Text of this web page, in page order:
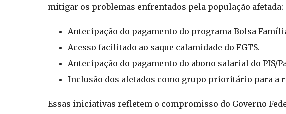
mitigar os problemas enfrentados pela população afetada:
Antecipação do pagamento do programa Bolsa
Acesso facilitado ao saque calamidade do FGTS.
Antecipação do pagamento do abono salarial do PIS/
Inclusão dos afetados como grupo prioritário para a
Essas iniciativas refletem o compromisso do Governo